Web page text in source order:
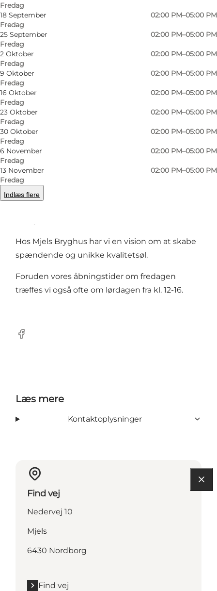
Fredag
18 September
Fredag
02:00 PM–05:00 PM
25 September
Fredag
02:00 PM–05:00 PM
2 Oktober
Fredag
02:00 PM–05:00 PM
9 Oktober
Fredag
02:00 PM–05:00 PM
16 Oktober
Fredag
02:00 PM–05:00 PM
23 Oktober
Fredag
02:00 PM–05:00 PM
30 Oktober
Fredag
02:00 PM–05:00 PM
6 November
Fredag
02:00 PM–05:00 PM
13 November
Fredag
02:00 PM–05:00 PM
Indlæs flere
Foto Foto:
Bryghuset er et lille familedrevet bryggeri
beliggende i Mjels.
Hos Mjels Bryghus har vi en vision om at skabe
spændende og unikke kvalitetsøl.
Foruden vores åbningstider om fredagen
træffes vi også ofte om lørdagen fra kl. 12-16.
facebook
Læs mere
Kontaktoplysninger
Find vej
Nedervej 10
Mjels
6430 Nordborg
Find vej